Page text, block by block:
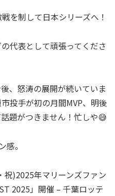
を制して日本シリーズへ！
代表として頑張ってくださ
、怒涛の展開が続いていま
投手が初の月間MVP、明後
題がつきません！忙しや😅
。
祝)2025年マリーンズファン
2025」開催 – 千葉ロッテ